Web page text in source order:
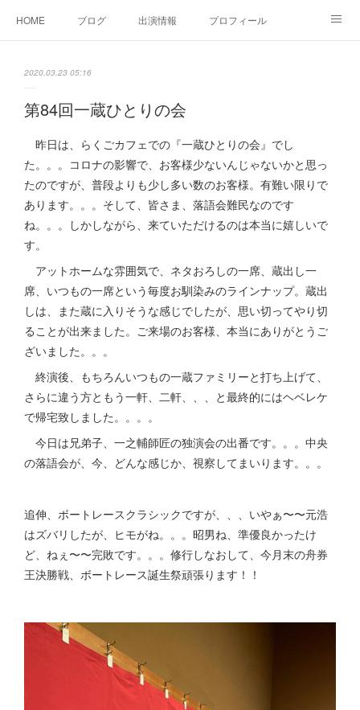
HOME ブログ 出演情報 プロフィール
2020.03.23 05:16
第84回一蔵ひとりの会
昨日は、らくごカフェでの『一蔵ひとりの会』でし
た。。。コロナの影響で、お客様少ないんじゃないかと思っ
たのですが、普段よりも少し多い数のお客様。有難い限りで
あります。。。そして、皆さま、落語会難民なのです
ね。。。しかしながら、来ていただけるのは本当に嬉しいで
す。
アットホームな雰囲気で、ネタおろしの一席、蔵出し一
席、いつもの一席という毎度お馴染みのラインナップ。蔵出
しは、また蔵に入りそうな感じでしたが、思い切ってやり切
ることが出来ました。ご来場のお客様、本当にありがとうご
ざいました。。。
終演後、もちろんいつもの一蔵ファミリーと打ち上げて、
さらに違う方ともう一軒、二軒、、、と最終的にはヘベレケ
で帰宅致しました。。。。
今日は兄弟子、一之輔師匠の独演会の出番です。。。中央
の落語会が、今、どんな感じか、視察してまいります。。。
追伸、ボートレースクラシックですが、、、いやぁ〜〜元浩
はズバリしたが、ヒモがね。。。昭男ね、準優良かったけ
ど、ねぇ〜〜完敗です。。。修行しなおして、今月末の舟券
王決勝戦、ボートレース誕生祭頑張ります！！